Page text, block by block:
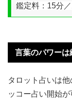
鑑定料：15分
言葉のパワーは
タロット占いは
ッコー占い開始